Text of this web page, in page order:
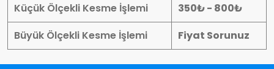
Küçük Ölçekli Kesme İşlemi
350₺ - 800₺
Büyük Ölçekli Kesme İşlemi
Fiyat Sorunuz